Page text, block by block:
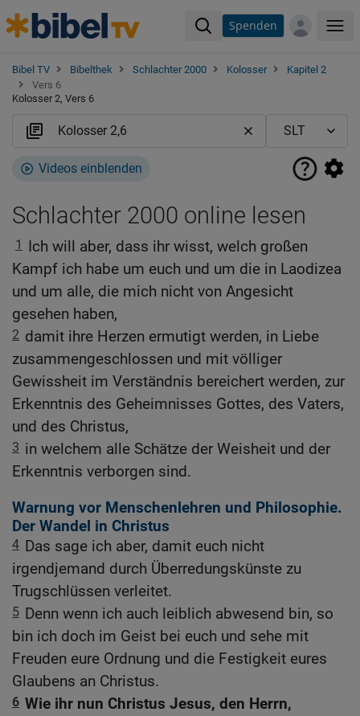
Spenden
Bibel TV Bibelthek Schlachter 2000 Kolosser
Kapitel 2
Vers 6
Kolosser 2, Vers 6
Videos einblenden
Schlachter 2000 online lesen
1 Ich will aber, dass ihr wisst, welch großen
Kampf ich habe um euch und um die in Laodizea
und um alle, die mich nicht von Angesicht
gesehen haben,
2 damit ihre Herzen ermutigt werden, in Liebe
zusammengeschlossen und mit völliger
Gewissheit im Verständnis bereichert werden, zur
Erkenntnis des Geheimnisses Gottes, des Vaters,
und des Christus,
3 in welchem alle Schätze der Weisheit und der
Erkenntnis verborgen sind.
Warnung vor Menschenlehren und Philosophie.
Der Wandel in Christus
4 Das sage ich aber, damit euch nicht
irgendjemand durch Überredungskünste zu
Trugschlüssen verleitet.
5 Denn wenn ich auch leiblich abwesend bin, so
bin ich doch im Geist bei euch und sehe mit
Freuden eure Ordnung und die Festigkeit eures
Glaubens an Christus.
6 Wie ihr nun Christus Jesus, den Herrn,